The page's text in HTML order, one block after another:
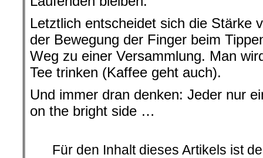
Letztlich entscheidet sich die Stärke
der Bewegung der Finger beim
Weg zu einer Versammlung. Man
Tee trinken (Kaffee geht auch).
Und immer dran denken: Jeder nur
on the bright side …
Für den Inhalt dieses Artikels ist